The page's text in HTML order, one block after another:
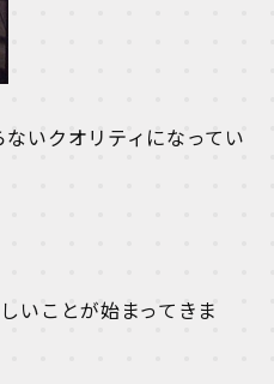
いクオリティになってい
いことが始まってきま